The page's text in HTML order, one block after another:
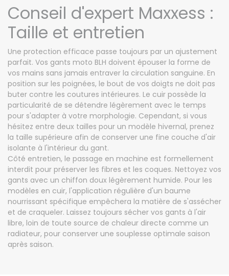
Conseil d'expert Maxxess :
Taille et entretien
Une protection efficace passe toujours par un ajustement
parfait. Vos gants moto BLH doivent épouser la forme de
vos mains sans jamais entraver la circulation sanguine. En
position sur les poignées, le bout de vos doigts ne doit pas
buter contre les coutures intérieures. Le cuir possède la
particularité de se détendre légèrement avec le temps
pour s'adapter à votre morphologie. Cependant, si vous
hésitez entre deux tailles pour un modèle hivernal, prenez
la taille supérieure afin de conserver une fine couche d'air
isolante à l'intérieur du gant.
Côté entretien, le passage en machine est formellement
interdit pour préserver les fibres et les coques. Nettoyez vos
gants avec un chiffon doux légèrement humide. Pour les
modèles en cuir, l'application régulière d'un baume
nourrissant spécifique empêchera la matière de s'assécher
et de craqueler. Laissez toujours sécher vos gants à l'air
libre, loin de toute source de chaleur directe comme un
radiateur, pour conserver une souplesse optimale saison
après saison.